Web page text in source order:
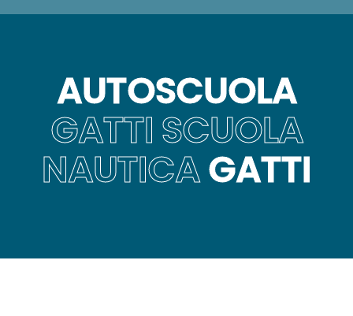
AUTOSCUOLA
GATTI SCUOLA
NAUTICAGATTI